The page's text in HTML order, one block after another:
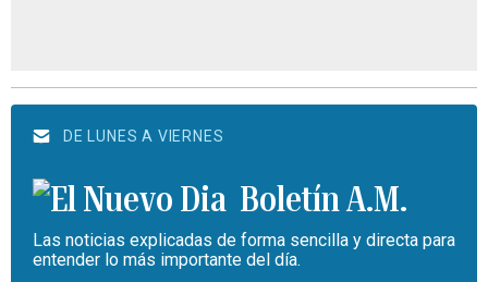
DE LUNES A VIERNES
Boletín A.M.
Las noticias explicadas de forma sencilla y directa para
entender lo más importante del día.